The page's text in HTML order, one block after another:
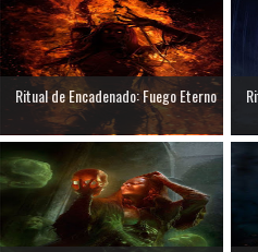
Ritual de Encadenado: Fuego Eterno